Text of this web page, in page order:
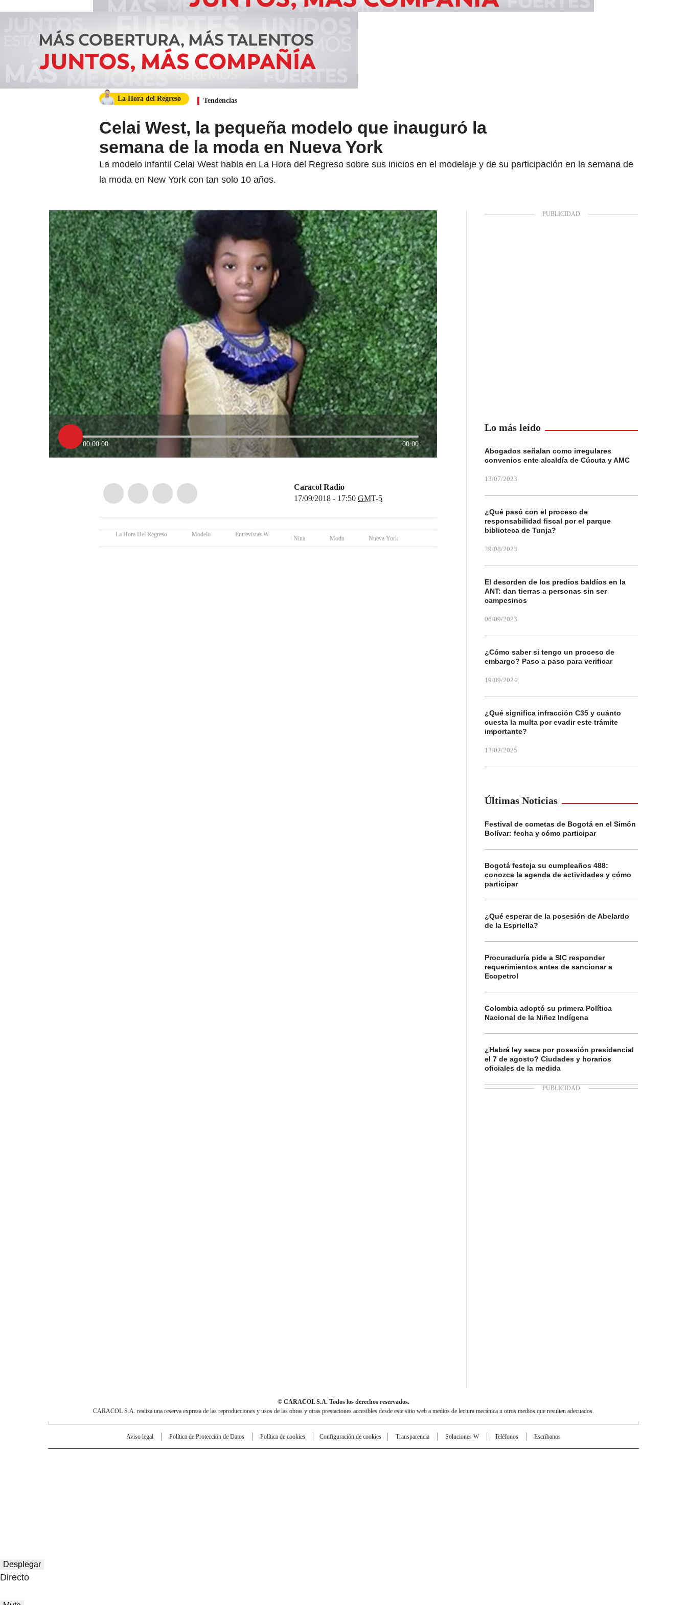
La Hora del Regreso Tendencias
Celai West, la pequeña modelo que inauguró la
semana de la moda en Nueva York
La modelo infantil Celai West habla en La Hora del Regreso sobre sus inicios en el modelaje y de su participación en la semana de
la moda en New York con tan solo 10 años.
00:00:00 00:00
Caracol Radio
17/09/2018 - 17:50 GMT-5
La Hora Del Regreso Modelo Entrevistas W
Nina Moda Nueva York
Lo más leído
Abogados señalan como irregulares
convenios ente alcaldía de Cúcuta y AMC
13/07/2023
¿Qué pasó con el proceso de
responsabilidad fiscal por el parque
biblioteca de Tunja?
29/08/2023
El desorden de los predios baldíos en la
ANT: dan tierras a personas sin ser
campesinos
06/09/2023
¿Cómo saber si tengo un proceso de
embargo? Paso a paso para verificar
19/09/2024
¿Qué significa infracción C35 y cuánto
cuesta la multa por evadir este trámite
importante?
13/02/2025
Últimas Noticias
Festival de cometas de Bogotá en el Simón
Bolívar: fecha y cómo participar
Bogotá festeja su cumpleaños 488:
conozca la agenda de actividades y cómo
participar
¿Qué esperar de la posesión de Abelardo
de la Espriella?
Procuraduría pide a SIC responder
requerimientos antes de sancionar a
Ecopetrol
Colombia adoptó su primera Política
Nacional de la Niñez Indígena
¿Habrá ley seca por posesión presidencial
el 7 de agosto? Ciudades y horarios
oficiales de la medida
© CARACOL S.A. Todos los derechos reservados.
CARACOL S.A. realiza una reserva expresa de las reproducciones y usos de las obras y otras prestaciones accesibles desde este sitio web a medios de lectura mecánica u otros medios que resulten adecuados.
Aviso legal Política de Protección de Datos Política de cookies Configuración de cookies Transparencia Soluciones W Teléfonos Escríbanos
Desplegar
Directo